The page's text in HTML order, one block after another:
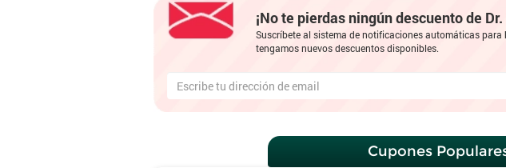
¡No te pierdas ningún descuento de
Suscríbete al sistema de notificaciones automáticas para
tengamos nuevos descuentos disponibles.
Cupones